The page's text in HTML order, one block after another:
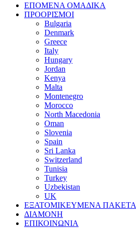
ΕΠΟΜΕΝΑ ΟΜΑΔΙΚΑ
ΠΡΟΟΡΙΣΜΟΙ
Bulgaria
Denmark
Greece
Italy
Hungary
Jordan
Kenya
Malta
Montenegro
Morocco
North Macedonia
Oman
Slovenia
Spain
Sri Lanka
Switzerland
Tunisia
Turkey
Uzbekistan
UK
ΕΞΑΤΟΜΙΚΕΥΜΕΝΑ ΠΑΚΕΤΑ
ΔΙΑΜΟΝΗ
ΕΠΙΚΟΙΝΩΝΙΑ